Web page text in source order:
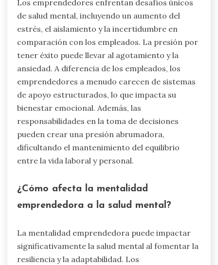
Los emprendedores enfrentan desafíos únicos
de salud mental, incluyendo un aumento del
estrés, el aislamiento y la incertidumbre en
comparación con los empleados. La presión por
tener éxito puede llevar al agotamiento y la
ansiedad. A diferencia de los empleados, los
emprendedores a menudo carecen de sistemas
de apoyo estructurados, lo que impacta su
bienestar emocional. Además, las
responsabilidades en la toma de decisiones
pueden crear una presión abrumadora,
dificultando el mantenimiento del equilibrio
entre la vida laboral y personal.
¿Cómo afecta la mentalidad
emprendedora a la salud mental?
La mentalidad emprendedora puede impactar
significativamente la salud mental al fomentar la
resiliencia y la adaptabilidad. Los